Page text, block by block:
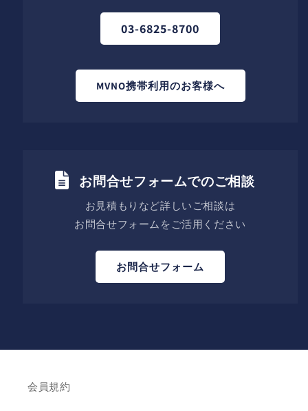
03-6825-8700
MVNO携帯利用のお客様へ
お問合せフォームでのご相談
お見積もりなど詳しいご相談は
お問合せフォームをご活用ください
お問合せフォーム
会員規約